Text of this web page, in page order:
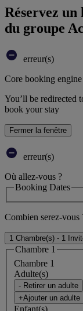
Réservez
du groupe
erreur(s)
Core booking engine
You’ll be redirected
book your stay
Fermer la fenêtre
erreur(s)
Où allez-vous ?
Booking Dates
Combien serez-vous
1 Chambre(s) - 1
Chambre 1
Chambre 1
Adulte(s)
- Retirer un adulte
+Ajouter un adulte
Enfant(s)